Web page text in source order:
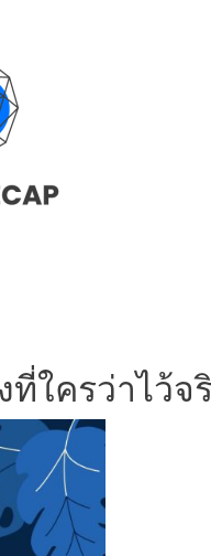
ใครว่าไว้จ